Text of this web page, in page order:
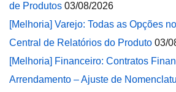
de Produtos 03/08/2026
[Melhoria] Varejo: Todas as Opções
Central de Relatórios do Produto 03/
[Melhoria] Financeiro: Contratos
Arrendamento – Ajuste de